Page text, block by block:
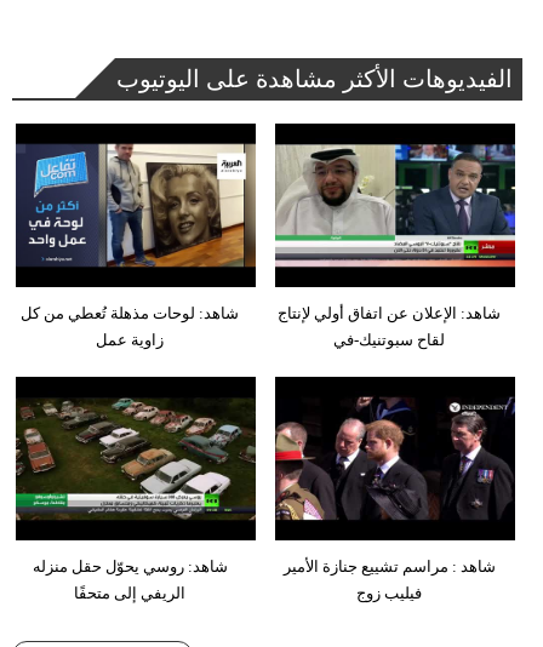
الفيديوهات الأكثر مشاهدة على اليوتيوب
شاهد: لوحات مذهلة تُعطي من كل
زاوية عمل
شاهد: الإعلان عن اتفاق أولي لإنتاج
لقاح سبوتنيك-في
شاهد: روسي يحوّل حقل منزله
الريفي إلى متحفًا
شاهد : مراسم تشييع جنازة الأمير
فيليب زوج